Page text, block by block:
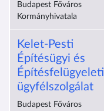
Budapest Főváros
Kormányhivatala
Kelet-Pesti
Építésügyi és
Építésfelügyeleti
ügyfélszolgálat
Budapest Főváros